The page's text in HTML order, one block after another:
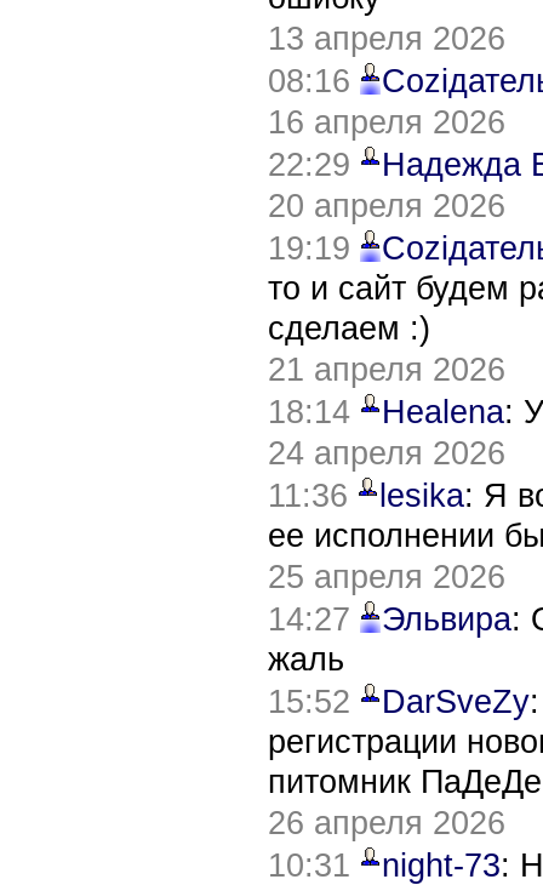
13 апреля 2026
08:16
16 апреля 2026
22:29
Надежда
20 апреля 2026
19:19
то и сайт будем
сделаем :)
21 апреля 2026
18:14
Healena:
24 апреля 2026
11:36
lesika: Я
ее исполнении
25 апреля 2026
14:27
Эльвира:
жаль
15:52
DarSveZy
регистрации
питомник
26 апреля 2026
10:31
night-73: